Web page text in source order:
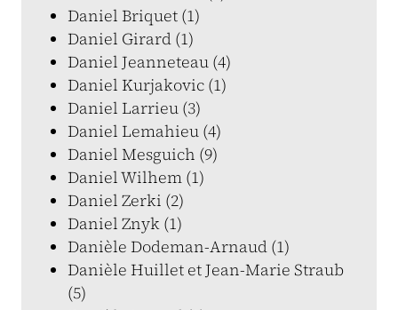
Daniel Briquet (1)
Daniel Girard (1)
Daniel Jeanneteau (4)
Daniel Kurjakovic (1)
Daniel Larrieu (3)
Daniel Lemahieu (4)
Daniel Mesguich (9)
Daniel Wilhem (1)
Daniel Zerki (2)
Daniel Znyk (1)
Danièle Dodeman-Arnaud (1)
Danièle Huillet et Jean-Marie Straub
(5)